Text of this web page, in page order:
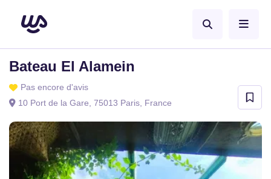
Bateau El Alamein
Pas encore d'avis
10 Port de la Gare, 75013 Paris, France